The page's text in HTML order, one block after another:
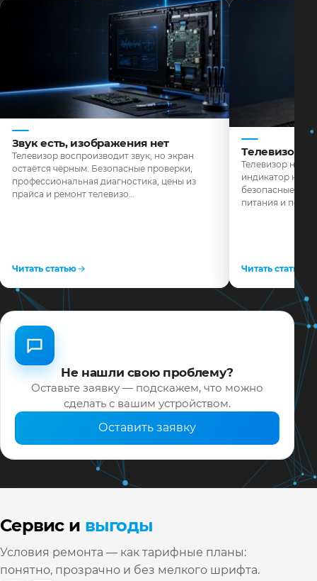
Звук есть, изображения нет
Телевизор воспроизводит звук, но экран
остаётся чёрным. Безопасные проверки,
профессиональная диагностика, цены из
прайса и ремонт телевизо…
Читать статью
Телевизор
Телевизор не
индикатор не
безопасные
питания и
Читать статью
Не нашли свою проблему?
Оставьте заявку — подскажем, что можно
сделать с вашим устройством.
Оставить заявку
Сервис и выгоды
Условия ремонта — как тарифные планы:
понятно, прозрачно и без мелкого шрифта.